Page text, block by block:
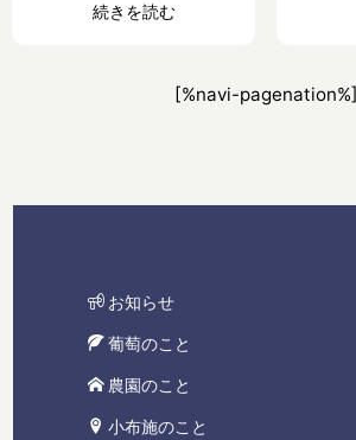
続きを読む
[%navi-pagenation%]
お知らせ
葡萄のこと
農園のこと
小布施のこと